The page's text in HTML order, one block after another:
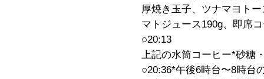
厚焼き玉子、ツナマヨト
マトジュース190g、即席
○20:13
上記の水筒コーヒー*砂糖
○20:36*午後6時台〜8時台